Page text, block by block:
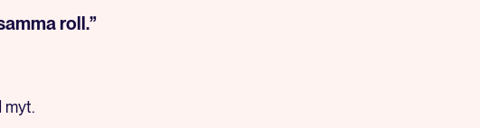
roll.”
myt.